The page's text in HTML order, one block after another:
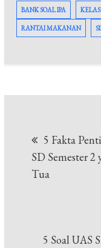
BANK SOAL IPA
RANTAI MAKANAN
pos
5 Fakta
SD Semester
Tua
5 Soal UAS